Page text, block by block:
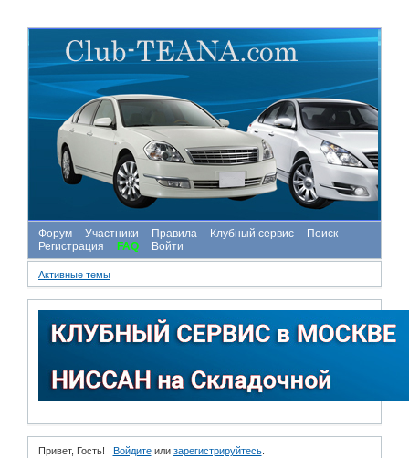
Форум Участники Правила Клубный сервис
Поиск
Регистрация
FAQ Войти
Активные темы
Привет, Гость! Войдитеили зарегистрируйтесь.